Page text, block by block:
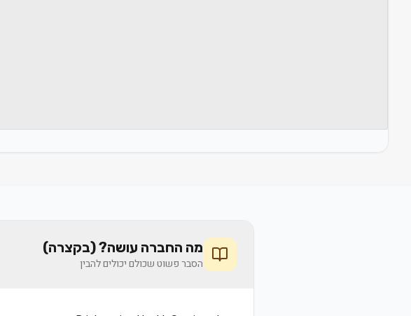
מה החברה עושה? (בקצרה)
הסבר פשוט שכולם יכולים להבין